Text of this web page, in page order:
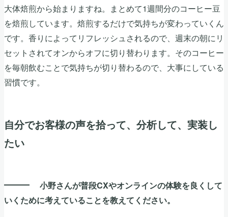
大体焙煎から始まりますね。まとめて1週間分のコーヒー豆
を焙煎しています。焙煎するだけで気持ちが変わっていくん
です。香りによってリフレッシュされるので、週末の朝にリ
セットされてオンからオフに切り替わります。そのコーヒー
を毎朝飲むことで気持ちが切り替わるので、大事にしている
習慣です。
自分でお客様の声を拾って、分析して、実装し
たい
小野さんが普段CXやオンラインの体験を良くして
いくために考えていることを教えてください。